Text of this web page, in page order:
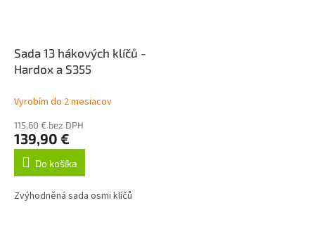
Sada 13 hákových klíčů -
Hardox a S355
Vyrobím do 2 mesiacov
115,60 € bez DPH
139,90 €
Do košíka
Zvýhodněná sada osmi klíčů